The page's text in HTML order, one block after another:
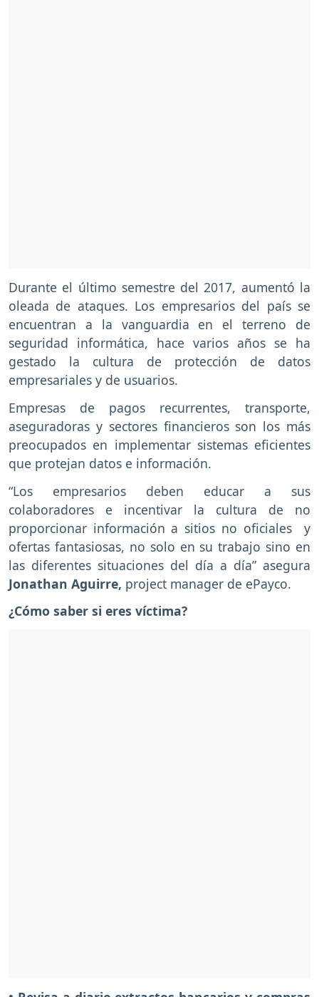
Durante el último semestre del 2017, aumentó la
oleada de ataques. Los empresarios del país se
encuentran a la vanguardia en el terreno de
seguridad informática, hace varios años se ha
gestado la cultura de protección de datos
empresariales y de usuarios.
Empresas de pagos recurrentes, transporte,
aseguradoras y sectores financieros son los más
preocupados en implementar sistemas eficientes
que protejan datos e información.
“Los empresarios deben educar a sus
colaboradores e incentivar la cultura de no
proporcionar información a sitios no oficiales y
ofertas fantasiosas, no solo en su trabajo sino en
las diferentes situaciones del día a día” asegura
Jonathan Aguirre, project manager de ePayco.
¿Cómo saber si eres víctima?